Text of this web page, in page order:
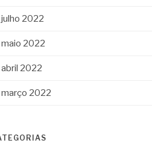
julho 2022
maio 2022
abril 2022
março 2022